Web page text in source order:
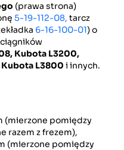
(prawa strona)
5-19-112-08, tarcz
6-16-100-01) o
Kubota L3200,
L3800 i innych.
(mierzone pomiędzy
razem z frezem),
(mierzone pomiędzy